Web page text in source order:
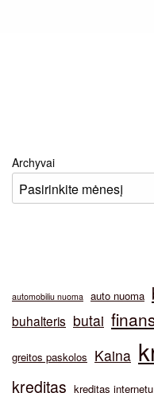
Archyvai
automobiliu nuoma auto nuoma
buhalteris butai
greitos paskolos Kaina
kreditas kreditas internetu